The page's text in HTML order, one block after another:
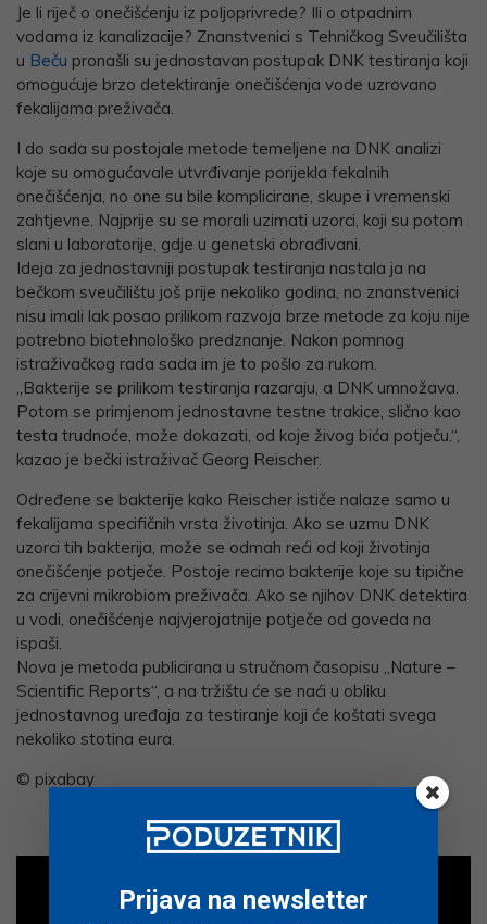
Je li riječ o onečišćenju iz poljoprivrede? Ili o otpadnim
vodama iz kanalizacije? Znanstvenici s Tehničkog Sveučilišta
u Beču pronašli su jednostavan postupak DNK testiranja koji
omogućuje brzo detektiranje onečišćenja vode uzrovano
fekalijama preživača.
I do sada su postojale metode temeljene na DNK analizi
koje su omogućavale utvrđivanje porijekla fekalnih
onečišćenja, no one su bile komplicirane, skupe i vremenski
zahtjevne. Najprije su se morali uzimati uzorci, koji su potom
slani u laboratorije, gdje u genetski obrađivani.
Ideja za jednostavniji postupak testiranja nastala ja na
bečkom sveučilištu još prije nekoliko godina, no znanstvenici
nisu imali lak posao prilikom razvoja brze metode za koju nije
potrebno biotehnološko predznanje. Nakon pomnog
istraživačkog rada sada im je to pošlo za rukom.
„Bakterije se prilikom testiranja razaraju, a DNK umnožava.
Potom se primjenom jednostavne testne trakice, slično kao
testa trudnoće, može dokazati, od koje živog bića potječu.“,
kazao je bečki istraživač Georg Reischer.
Određene se bakterije kako Reischer ističe nalaze samo u
fekalijama specifičnih vrsta životinja. Ako se uzmu DNK
uzorci tih bakterija, može se odmah reći od koji životinja
onečišćenje potječe. Postoje recimo bakterije koje su tipične
za crijevni mikrobiom preživača. Ako se njihov DNK detektira
u vodi, onečišćenje najvjerojatnije potječe od goveda na
ispaši.
Nova je metoda publicirana u stručnom časopisu „Nature –
Scientific Reports“, a na tržištu će se naći u obliku
jednostavnog uređaja za testiranje koji će koštati svega
nekoliko stotina eura.
© pixabay
Prijava na newsletter